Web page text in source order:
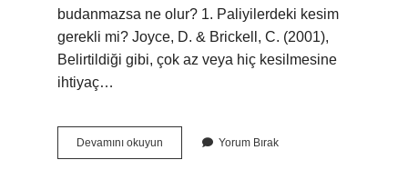
budanmazsa ne olur? 1. Paliyilerdeki kesim
gerekli mi? Joyce, D. & Brickell, C. (2001),
Belirtildiği gibi, çok az veya hiç kesilmesine
ihtiyaç…
Devamını okuyun
Ağacından
Yorum Bırak